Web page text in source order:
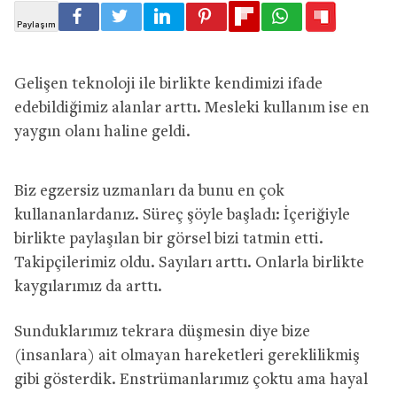
Gelişen teknoloji ile birlikte kendimizi ifade
edebildiğimiz alanlar arttı. Mesleki kullanım ise en
yaygın olanı haline geldi.
Biz egzersiz uzmanları da bunu en çok
kullananlardanız. Süreç şöyle başladı: İçeriğiyle
birlikte paylaşılan bir görsel bizi tatmin etti.
Takipçilerimiz oldu. Sayıları arttı. Onlarla birlikte
kaygılarımız da arttı.
Sunduklarımız tekrara düşmesin diye bize
(insanlara) ait olmayan hareketleri gereklilikmiş
gibi gösterdik. Enstrümanlarımız çoktu ama hayal